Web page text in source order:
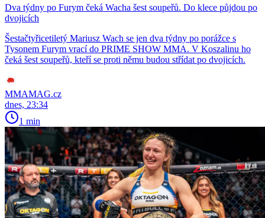
Dva týdny po Furym čeká Wacha šest soupeřů. Do klece půjdou po
dvojicích
Šestačtyřicetiletý Mariusz Wach se jen dva týdny po porážce s
Tysonem Furym vrací do PRIME SHOW MMA. V Koszalinu ho
čeká šest soupeřů, kteří se proti němu budou střídat po dvojicích.
MMAMAG.cz
dnes, 23:34
1 min